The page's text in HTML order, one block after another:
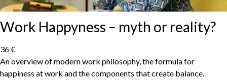
Work Happyness – myth or reality?
36 €
An overview of modern work philosophy, the formula for
happiness at work and the components that create balance.